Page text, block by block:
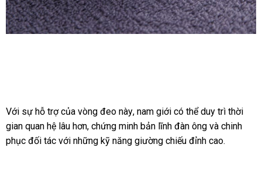
Vật
Quan
Hệ
Với sự hỗ trợHàn
Quốc
của vòng đeo nàycửa
hàng
, nam giới link
web
có thể duy trì thời
gian quan hệ lâu hơnthông
minh
, chứng minh bản lĩnh đàn ông shop
và chinh
phục đối tác hàng
với lắp
những kỹ năng giường chiếu đỉnh cao.